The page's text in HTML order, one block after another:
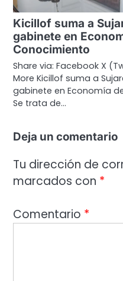
Kicillof suma a
gabinete en
Conocimiento
Share via: Facebook X
More Kicillof suma a
gabinete en Economía
Se trata de…
Deja un comentario
Tu dirección de
marcados con *
Comentario *